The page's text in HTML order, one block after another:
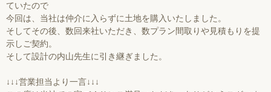
ていたので
今回は、当社は仲介に入らずに土地を購入いたしました。
そしてその後、数回来社いただき、数プラン間取りや見積もりを提
示しご契約。
そして設計の内山先生に引き継ぎました。
↓↓↓営業担当より一言↓↓↓